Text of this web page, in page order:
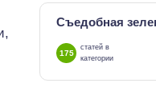
Съедобная
175
статей в
категории